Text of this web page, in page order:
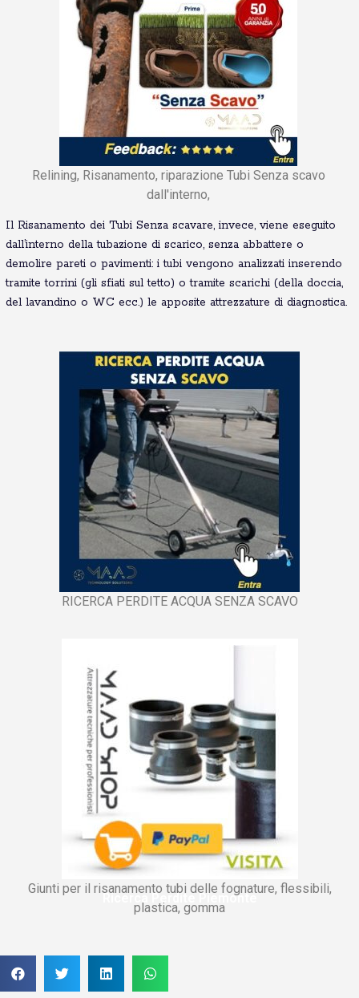
Relining, Risanamento, riparazione Tubi Senza scavo
dall'interno,
Il Risanamento dei Tubi Senza scavare, invece, viene eseguito
dall’interno della tubazione di scarico, senza abbattere o
demolire pareti o pavimenti: i tubi vengono analizzati inserendo
tramite torrini (gli sfiati sul tetto) o tramite scarichi (della doccia,
del lavandino o WC ecc.) le apposite attrezzature di diagnostica.
RICERCA PERDITE ACQUA SENZA SCAVO
Giunti per il risanamento tubi delle fognature, flessibili,
plastica, gomma
Ricerca Perdite Piemonte